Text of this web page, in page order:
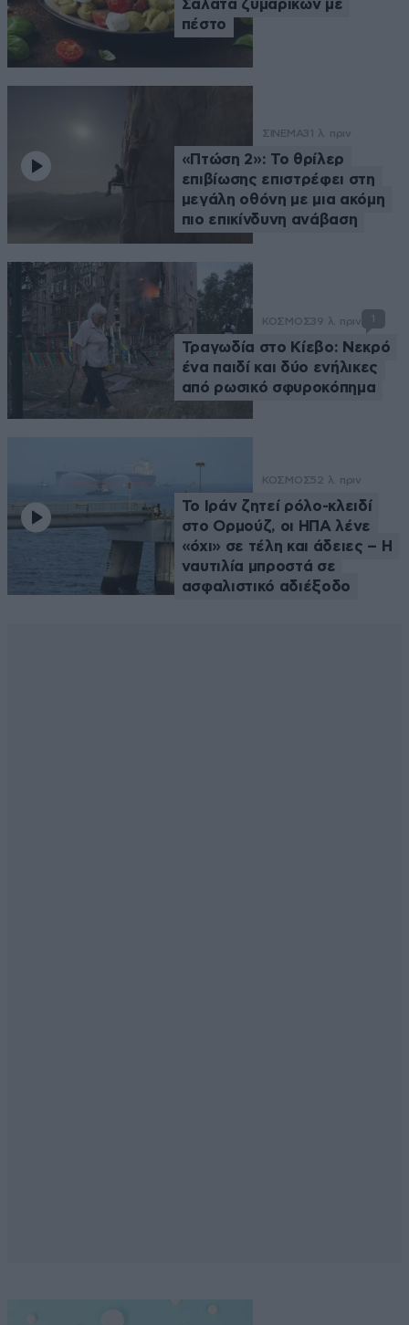
Σαλάτα ζυμαρικών με
πέστο
ΣΙΝΕΜΑ31 λ. πριν
«Πτώση 2»: Το θρίλερ
επιβίωσης επιστρέφει στη
μεγάλη οθόνη με μια ακόμη
πιο επικίνδυνη ανάβαση
ΚΟΣΜΟΣ39 λ. πριν 1
Τραγωδία στο Κίεβο: Νεκρό
ένα παιδί και δύο ενήλικες
από ρωσικό σφυροκόπημα
ΚΟΣΜΟΣ52 λ. πριν
Το Ιράν ζητεί ρόλο-κλειδί
στο Ορμούζ, οι ΗΠΑ λένε
«όχι» σε τέλη και άδειες – Η
ναυτιλία μπροστά σε
ασφαλιστικό αδιέξοδο